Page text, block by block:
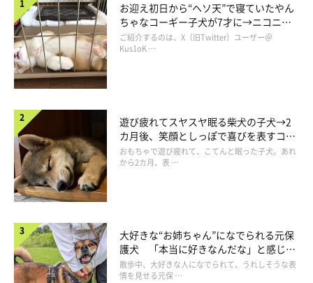
別の投稿でも
お迎え初日から“ヘソ天”で寝ていたやん
ちゃなコーギー子犬が7才に→ニコニ
コ“コーギースマイル”が魅力のコに成
長！
ご紹介するのは、X（旧Twitter）ユーザー＠
Kus1oK …
遊び疲れてスヤスヤ眠る柴犬の子犬→2
カ月後、笑顔としっぽで喜びを表すコに
成長！
おもちゃで遊び疲れて、こてんと眠った子犬。あれ
から2カ月、表 …
大好きな“お姉ちゃん”になでられる元保
護犬 「本当に好きなんだな」と感じる
表情にほっこり
散歩中、大好きな人になでられて、うれしそうな表
情を見せる元保 …